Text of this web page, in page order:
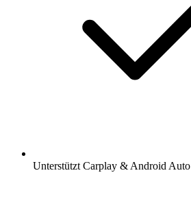
Unterstützt Carplay & Android Auto